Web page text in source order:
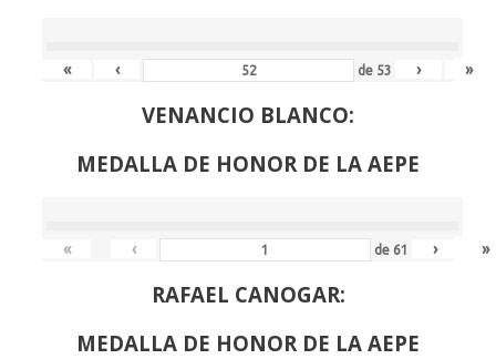
« ‹ de 53 › »
VENANCIO BLANCO:
MEDALLA DE HONOR DE LA AEPE
« ‹ de 61 › »
RAFAEL CANOGAR:
MEDALLA DE HONOR DE LA AEPE